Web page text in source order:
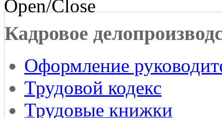
Кадровое
Оформление
Трудовой кодекс
Трудовые книжки